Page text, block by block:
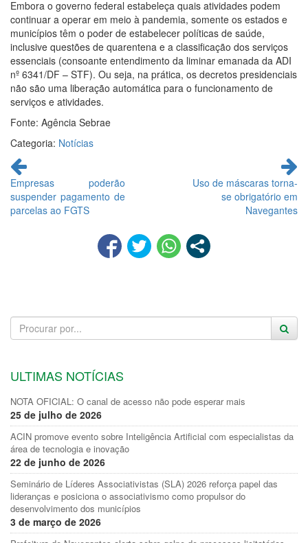
Embora o governo federal estabeleça quais atividades podem
continuar a operar em meio à pandemia, somente os estados e
municípios têm o poder de estabelecer políticas de saúde,
inclusive questões de quarentena e a classificação dos serviços
essenciais (consoante entendimento da liminar emanada da ADI
nº 6341/DF – STF). Ou seja, na prática, os decretos presidenciais
não são uma liberação automática para o funcionamento de
serviços e atividades.
Fonte: Agência Sebrae
Categoria: Notícias
Continue
lendo
Empresas poderão
suspender pagamento de
parcelas ao FGTS
Uso de máscaras torna-
se obrigatório em
Navegantes
ULTIMAS NOTÍCIAS
NOTA OFICIAL: O canal de acesso não pode esperar mais
25 de julho de 2026
ACIN promove evento sobre Inteligência Artificial com especialistas da
área de tecnologia e inovação
22 de junho de 2026
Seminário de Líderes Associativistas (SLA) 2026 reforça papel das
lideranças e posiciona o associativismo como propulsor do
desenvolvimento dos municípios
3 de março de 2026